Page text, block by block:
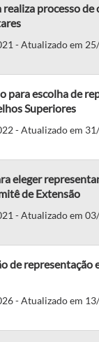
realiza processo de
- Atualizado em
para escolha de
Superiores
- Atualizado em
eleger
de Extensão
- Atualizado em
de representação
- Atualizado em